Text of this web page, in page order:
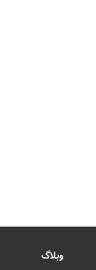
وبلاگ